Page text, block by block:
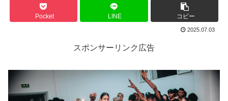
Pocket LINE コピー
2025.07.03
スポンサーリンク広告